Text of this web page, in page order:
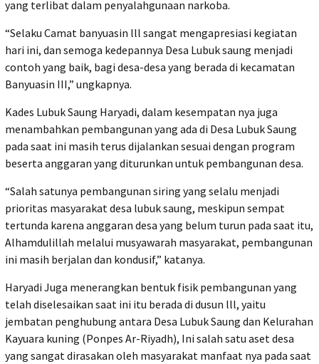
yang terlibat dalam penyalahgunaan narkoba.
“Selaku Camat banyuasin lll sangat mengapresiasi kegiatan
hari ini, dan semoga kedepannya Desa Lubuk saung menjadi
contoh yang baik, bagi desa-desa yang berada di kecamatan
Banyuasin III,” ungkapnya.
Kades Lubuk Saung Haryadi, dalam kesempatan nya juga
menambahkan pembangunan yang ada di Desa Lubuk Saung
pada saat ini masih terus dijalankan sesuai dengan program
beserta anggaran yang diturunkan untuk pembangunan desa.
“Salah satunya pembangunan siring yang selalu menjadi
prioritas masyarakat desa lubuk saung, meskipun sempat
tertunda karena anggaran desa yang belum turun pada saat itu,
Alhamdulillah melalui musyawarah masyarakat, pembangunan
ini masih berjalan dan kondusif,” katanya.
Haryadi Juga menerangkan bentuk fisik pembangunan yang
telah diselesaikan saat ini itu berada di dusun lll, yaitu
jembatan penghubung antara Desa Lubuk Saung dan Kelurahan
Kayuara kuning (Ponpes Ar-Riyadh), Ini salah satu aset desa
yang sangat dirasakan oleh masyarakat manfaat nya pada saat